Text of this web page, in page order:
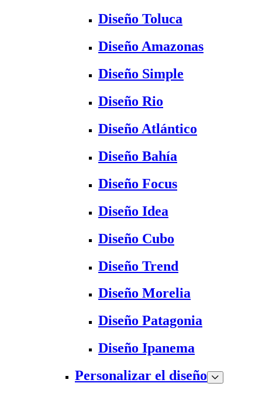
Diseño Toluca
Diseño Amazonas
Diseño Simple
Diseño Rio
Diseño Atlántico
Diseño Bahía
Diseño Focus
Diseño Idea
Diseño Cubo
Diseño Trend
Diseño Morelia
Diseño Patagonia
Diseño Ipanema
Personalizar el diseño